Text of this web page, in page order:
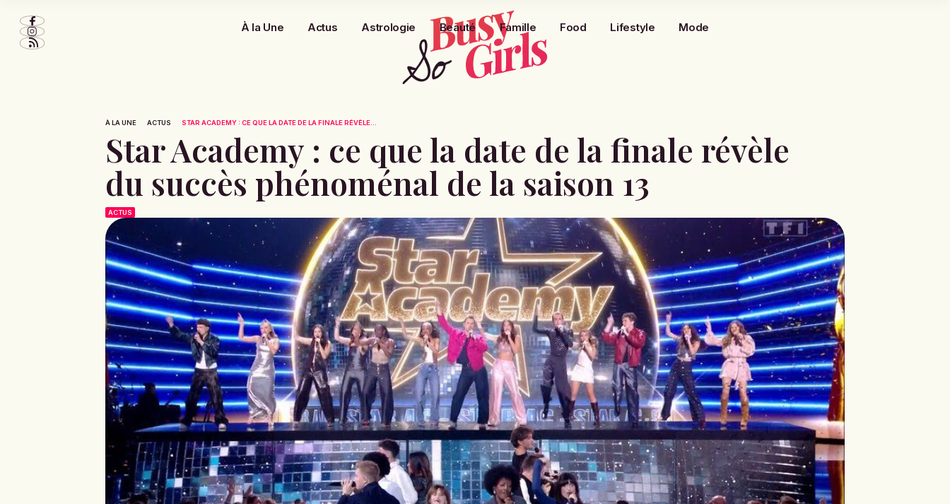
À la Une Actus Astrologie Beauté Famille Food Lifestyle Mode
À LA UNE ACTUS STAR ACADEMY : CE QUE LA DATE DE LA FINALE RÉVÈLE...
Star Academy : ce que la date de la finale révèle
du succès phénoménal de la saison 13
ACTUS